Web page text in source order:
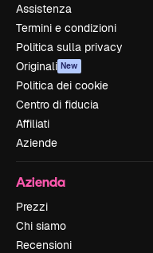
Assistenza
Termini e condizioni
Politica sulla privacy
Originali New
Politica dei cookie
Centro di fiducia
Affiliati
Aziende
Azienda
Prezzi
Chi siamo
Recensioni